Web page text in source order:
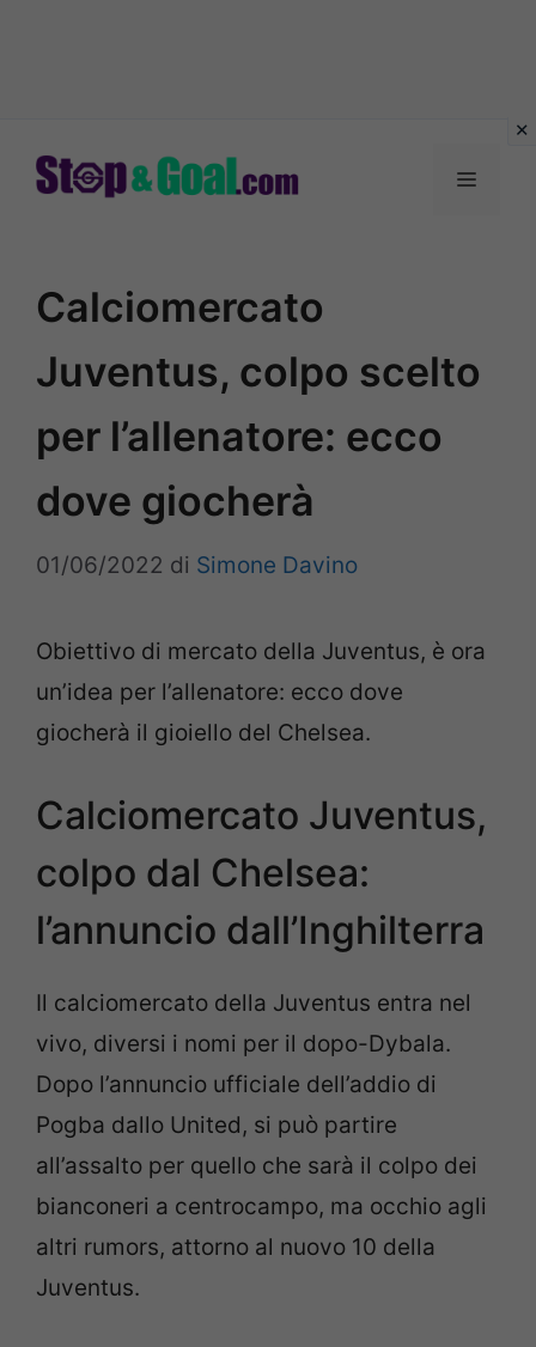
Menu
Calciomercato
Juventus, colpo scelto
per l’allenatore: ecco
dove giocherà
01/06/2022 di Simone Davino
Obiettivo di mercato della Juventus, è ora
un’idea per l’allenatore: ecco dove
giocherà il gioiello del Chelsea.
Calciomercato Juventus,
colpo dal Chelsea:
l’annuncio dall’Inghilterra
Il calciomercato della Juventus entra nel
vivo, diversi i nomi per il dopo-Dybala.
Dopo l’annuncio ufficiale dell’addio di
Pogba dallo United, si può partire
all’assalto per quello che sarà il colpo dei
bianconeri a centrocampo, ma occhio agli
altri rumors, attorno al nuovo 10 della
Juventus.